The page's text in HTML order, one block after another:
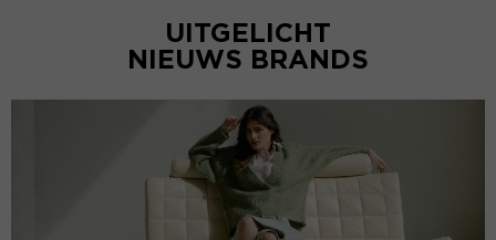
UITGELICHT
NIEUWS BRANDS